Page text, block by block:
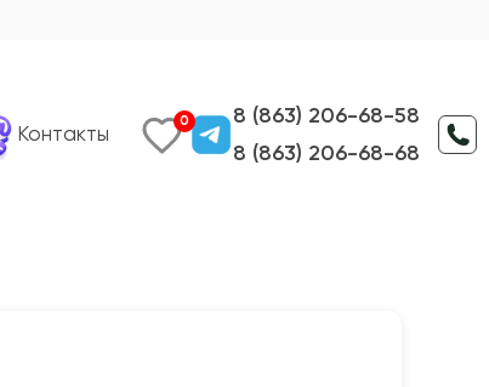
Контакты
0
8 (863) 206-68-58
8 (863) 206-68-68